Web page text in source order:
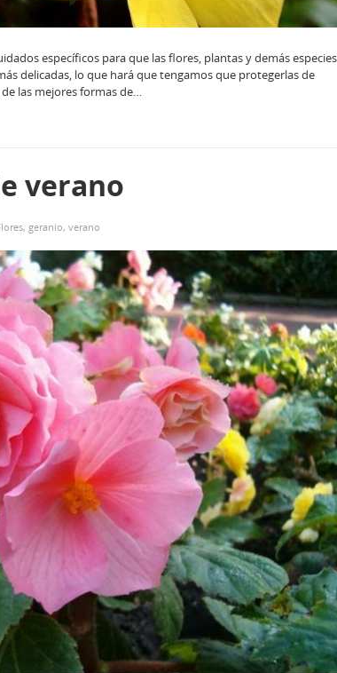
específicos para que las flores, plantas y demás especies
delicadas, lo que hará que tengamos que protegerlas de
las mejores formas de…
verano
, geranio, verano